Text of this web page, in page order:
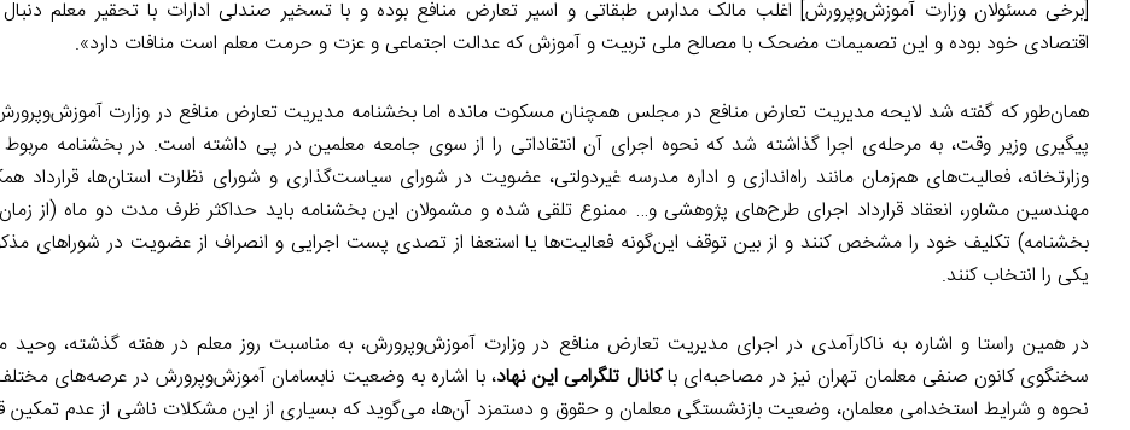
[برخی مسئولان وزارت آموزش‌وپرورش] اغلب مالک مدارس طبقاتی و اسیر تعارض منافع بوده و با تسخیر صندلی ادارات با تحقیر معلم
اقتصادی خود بوده و این تصمیمات مضحک با مصالح ملی تربیت و آموزش که عدالت اجتماعی و عزت و حرمت معلم است منافات دارد».
همان‌طور که گفته شد لایحه مدیریت تعارض منافع در مجلس همچنان مسکوت مانده اما بخشنامه مدیریت تعارض منافع در وزارت آموزش‌وپرورش
پیگیری وزیر وقت، به مرحله‌ی اجرا گذاشته شد که نحوه اجرای آن انتقاداتی را از سوی جامعه معلمین در پی داشته است. در بخشنامه مربوط
وزارتخانه، فعالیت‌های هم‌زمان مانند راه‌اندازی و اداره مدرسه غیردولتی، عضویت در شورای سیاست‌گذاری و شورای نظارت استان‌ها، قرارداد
مهندسین مشاور، انعقاد قرارداد اجرای طرح‌های پژوهشی و… ممنوع تلقی شده و مشمولان این بخشنامه باید حداکثر ظرف مدت دو ماه (از
بخشنامه) تکلیف خود را مشخص کنند و از بین توقف این‌گونه فعالیت‌ها یا استعفا از تصدی پست اجرایی و انصراف از عضویت در شوراهای
یکی را انتخاب کنند.
در همین راستا و اشاره به ناکارآمدی در اجرای مدیریت تعارض منافع در وزارت آموزش‌وپرورش، به مناسبت روز معلم در هفته گذشته، وحید
سخنگوی کانون صنفی معلمان تهران نیز در مصاحبه‌ای باکانال تلگرامی این نهاد، با اشاره به وضعیت نابسامان آموزش‌وپرورش در عرصه‌های
نحوه و شرایط استخدامی معلمان، وضعیت بازنشستگی معلمان و حقوق و دستمزد آن‌ها، می‌گوید که بسیاری از این مشکلات ناشی از عدم تمکین